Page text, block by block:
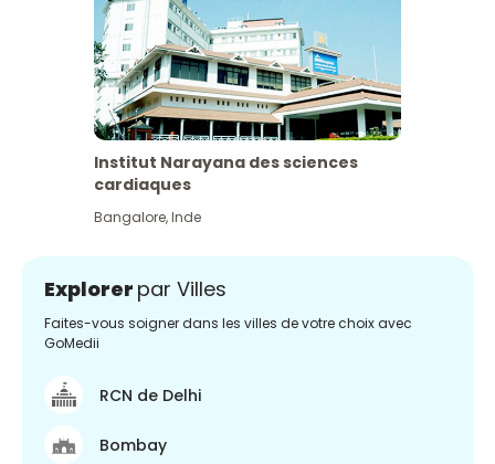
Institut Narayana des sciences
cardiaques
Bangalore,Inde
Explorer par Villes
Faites-vous soigner dans les villes de votre choix avec
GoMedii
RCN de Delhi
Bombay